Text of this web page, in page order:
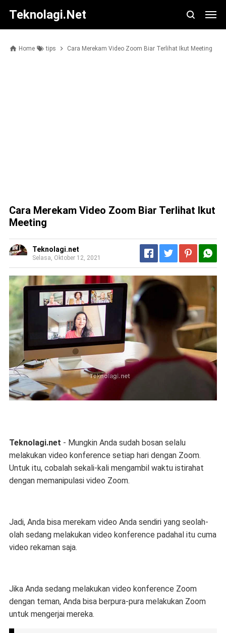
Teknolagi.net
Home tips Cara Merekam Video Zoom Biar Terlihat Ikut Meeting
Cara Merekam Video Zoom Biar Terlihat Ikut
Meeting
Teknolagi.net
Selasa, Oktober 12, 2021
Teknolagi.net - Mungkin Anda sudah bosan selalu
melakukan video konference setiap hari dengan Zoom.
Untuk itu, cobalah sekali-kali mengambil waktu istirahat
dengan memanipulasi video Zoom.
Jadi, Anda bisa merekam video Anda sendiri yang seolah-
olah sedang melakukan video konference padahal itu cuma
video rekaman saja.
Jika Anda sedang melakukan video konference Zoom
dengan teman, Anda bisa berpura-pura melakukan Zoom
untuk mengerjai mereka.